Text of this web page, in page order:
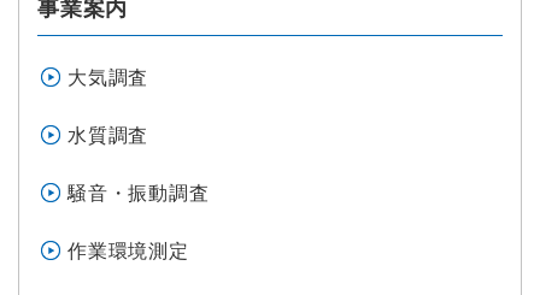
事業案内
大気調査
水質調査
騒音・振動調査
作業環境測定